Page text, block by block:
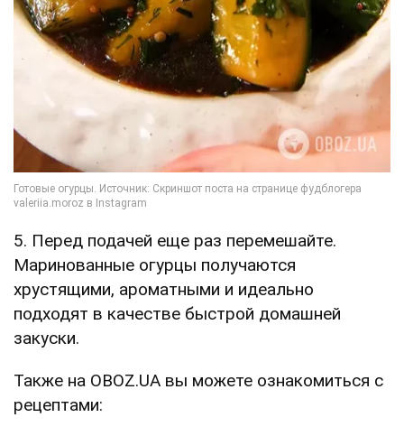
5. Перед подачей еще раз перемешайте.
Маринованные огурцы получаются
хрустящими, ароматными и идеально
подходят в качестве быстрой домашней
закуски.
Также на OBOZ.UA вы можете ознакомиться с
рецептами: